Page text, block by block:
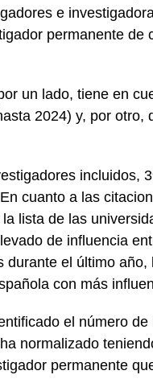
e
permanente de
un lado, tiene en
2024) y, por otro,
incluidos,
cuanto a las
lista de las
de influencia
el último año,
con más
el número
normalizado
permanente